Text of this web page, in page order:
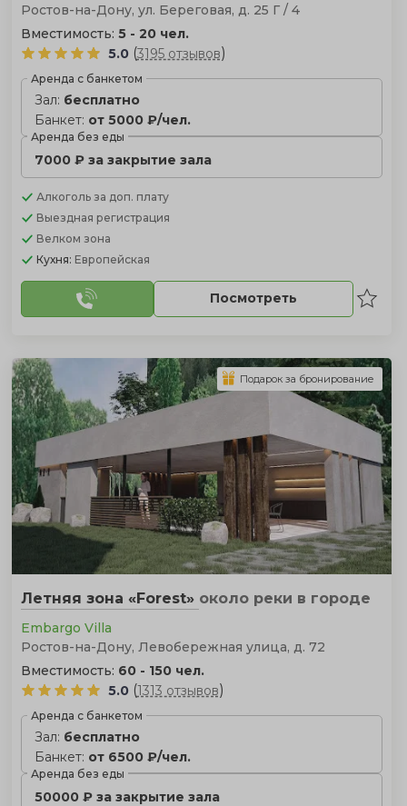
Ростов-на-Дону, ул. Береговая, д. 25 Г / 4
Вместимость: 5 - 20 чел.
5.0 (3195 отзывов)
Аренда с банкетом
Зал: бесплатно
Банкет: от 5000 ₽/чел.
Аренда без еды
7000 ₽ за закрытие зала
Алкоголь за доп. плату
Выездная регистрация
Велком зона
Кухня: Европейская
Посмотреть
Летняя зона «Forest» около реки в городе
Embargo Villa
Ростов-на-Дону, Левобережная улица, д. 72
Вместимость: 60 - 150 чел.
5.0 (1313 отзывов)
Аренда с банкетом
Зал: бесплатно
Банкет: от 6500 ₽/чел.
Аренда без еды
50000 ₽ за закрытие зала
Подарок за бронирование